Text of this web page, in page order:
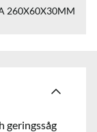
260X60X30MM
geringssåg